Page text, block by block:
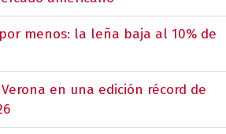
menos: la leña baja al 10% de
en una edición récord de